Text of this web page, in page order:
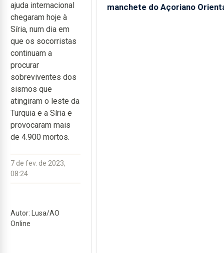
ajuda internacional
chegaram hoje à
Síria, num dia em
que os socorristas
continuam a
procurar
sobreviventes dos
sismos que
atingiram o leste da
Turquia e a Síria e
provocaram mais
de 4.900 mortos.
7 de fev. de 2023,
08:24
Autor: Lusa/AO
Online
manchete do Açoriano